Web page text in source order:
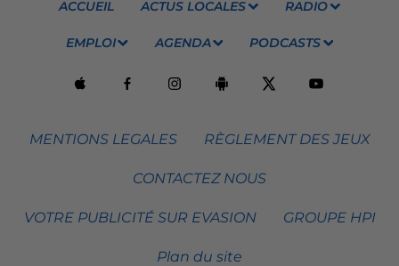
ACCUEIL ACTUS LOCALES RADIO
EMPLOI AGENDA PODCASTS
MENTIONS LEGALES RÈGLEMENT DES JEUX
CONTACTEZ NOUS
VOTRE PUBLICITÉ SUR EVASION GROUPE HPI
Plan du site